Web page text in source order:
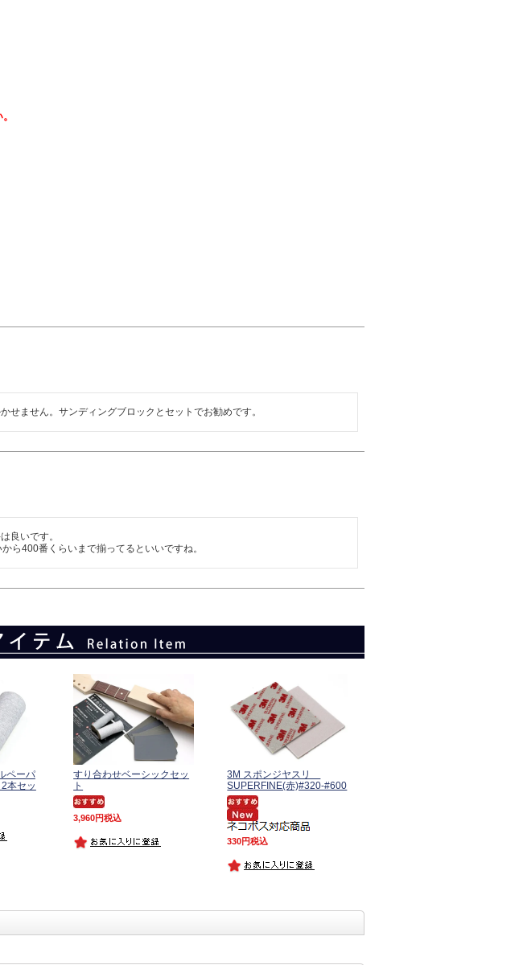
せません。サンディングブロックとセットでお勧めです。
良いです。
ら400番くらいまで揃ってるといいですね。
ペーパ
本セッ
すり合わせベーシックセッ
ト
3,960 税込
3M スポンジヤスリ
SUPERFINE(赤)#320-#600
330 税込